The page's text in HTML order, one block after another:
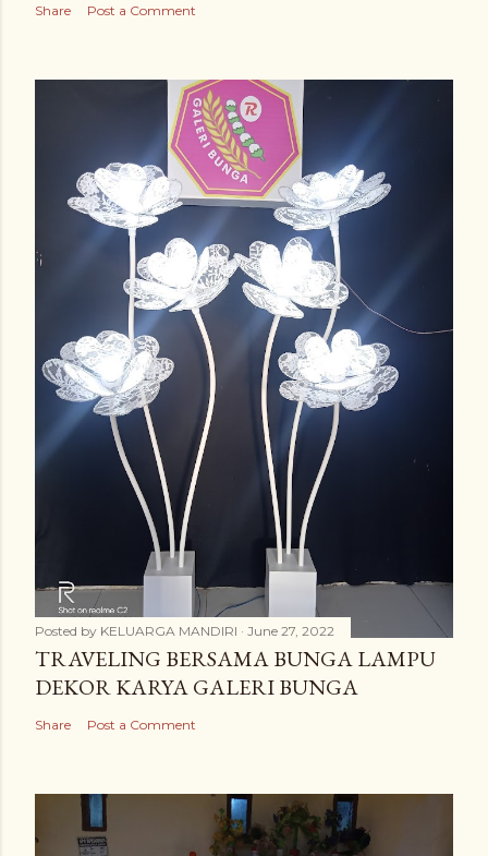
Share Post a Comment
Posted by KELUARGA MANDIRI June 27, 2022
TRAVELING BERSAMA BUNGA LAMPU
DEKOR KARYA GALERI BUNGA
Share Post a Comment